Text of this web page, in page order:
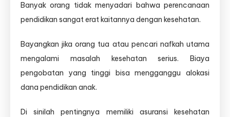
Banyak orang tidak menyadari bahwa perencanaan
pendidikan sangat erat kaitannya dengan kesehatan.
Bayangkan jika orang tua atau pencari nafkah utama
mengalami masalah kesehatan serius. Biaya
pengobatan yang tinggi bisa mengganggu alokasi
dana pendidikan anak.
Di sinilah pentingnya memiliki asuransi kesehatan